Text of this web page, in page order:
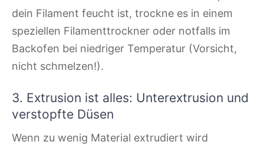
dein Filament feucht ist, trockne es in einem
speziellen Filamenttrockner oder notfalls im
Backofen bei niedriger Temperatur (Vorsicht,
nicht schmelzen!).
3. Extrusion ist alles: Unterextrusion und
verstopfte Düsen
Wenn zu wenig Material extrudiert wird